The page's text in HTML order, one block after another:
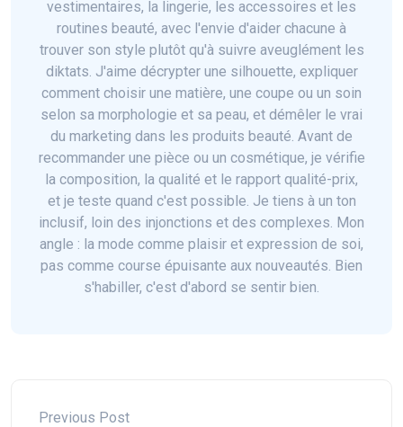
vestimentaires, la lingerie, les accessoires et les
routines beauté, avec l'envie d'aider chacune à
trouver son style plutôt qu'à suivre aveuglément les
diktats. J'aime décrypter une silhouette, expliquer
comment choisir une matière, une coupe ou un soin
selon sa morphologie et sa peau, et démêler le vrai
du marketing dans les produits beauté. Avant de
recommander une pièce ou un cosmétique, je vérifie
la composition, la qualité et le rapport qualité-prix,
et je teste quand c'est possible. Je tiens à un ton
inclusif, loin des injonctions et des complexes. Mon
angle : la mode comme plaisir et expression de soi,
pas comme course épuisante aux nouveautés. Bien
s'habiller, c'est d'abord se sentir bien.
Previous Post